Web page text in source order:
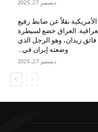
ديسمبر 27, 2025
نقلاً عن ضابط رفيع
العراق خضع لسيطرة
زيدان، وهو الرجل الذي
وضعته إيران في...
ديسمبر 27, 2025